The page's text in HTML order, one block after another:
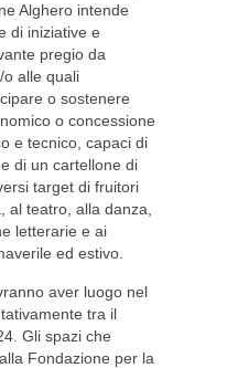
Alghero intende
di iniziative e
pregio da
alle quali
o sostenere
o concessione
e tecnico, capaci di
di un cartellone di
target di fruitori
al teatro, alla danza,
letterarie e ai
ed estivo.
aver luogo nel
tra il
Gli spazi che
Fondazione per la